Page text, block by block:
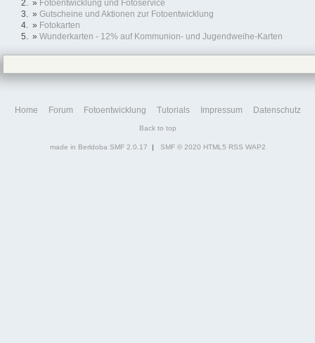
» Fotoentwicklung und Fotoservice
» Gutscheine und Aktionen zur Fotoentwicklung
» Fotokarten
» Wunderkarten - 12% auf Kommunion- und Jugendweihe-Karten
Home Forum Fotoentwicklung Tutorials Impressum Datenschutz
Back to top
made in Berldoba SMF 2.0.17 | SMF © 2020 HTML5 RSS WAP2